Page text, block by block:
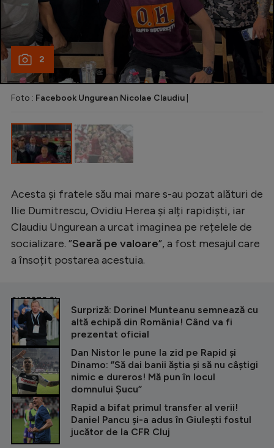
Alte sporturi
JO 2024
JO 2026
Intră în cont
Creează cont
2
Foto : Facebook Ungurean Nicolae Claudiu
Acesta și fratele său mai mare s-au pozat alături de
Ilie Dumitrescu, Ovidiu Herea și alți rapidiști, iar
Claudiu Ungurean a urcat imaginea pe rețelele de
socializare. ”Seară pe valoare”, a fost mesajul care
a însoțit postarea acestuia.
CITEȘTE ȘI
Surpriză: Dorinel Munteanu semnează cu
altă echipă din România! Când va fi
prezentat oficial
Dan Nistor le pune la zid pe Rapid și
Dinamo: ”Să dai banii ăștia și să nu câștigi
nimic e dureros! Mă pun în locul
domnului Șucu”
Rapid a bifat primul transfer al verii!
Daniel Pancu și-a adus în Giulești fostul
jucător de la CFR Cluj